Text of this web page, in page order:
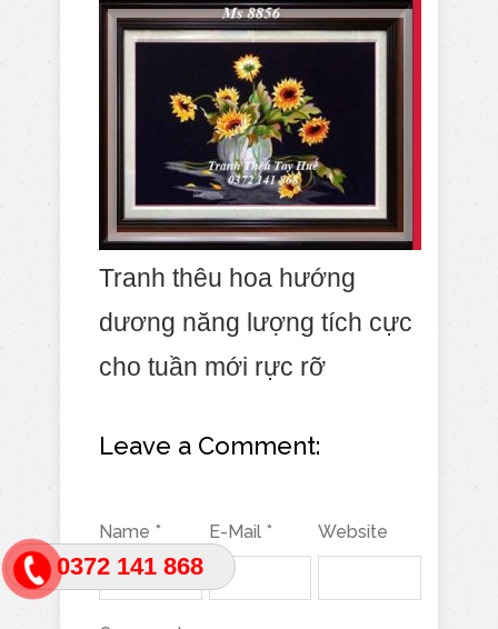
0372 141 868
Tranh thêu hoa hướng
dương năng lượng tích cực
cho tuần mới rực rỡ
Leave a Comment:
Name * E-Mail * Website